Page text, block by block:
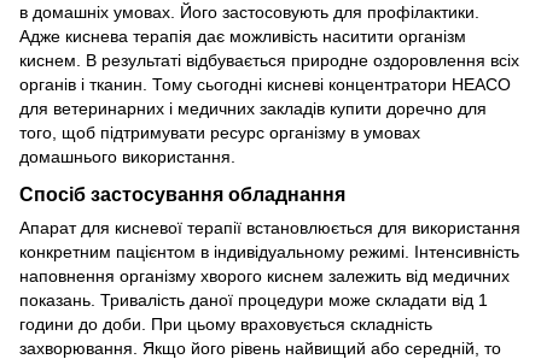
в домашніх умовах. Його застосовують для профілактики.
Адже киснева терапія дає можливість наситити організм
киснем. В результаті відбувається природне оздоровлення всіх
органів і тканин. Тому сьогодні кисневі концентратори HEACO
для ветеринарних і медичних закладів купити доречно для
того, щоб підтримувати ресурс організму в умовах
домашнього використання.
Спосіб застосування обладнання
Апарат для кисневої терапії встановлюється для використання
конкретним пацієнтом в індивідуальному режимі. Інтенсивність
наповнення організму хворого киснем залежить від медичних
показань. Тривалість даної процедури може складати від 1
години до доби. При цьому враховується складність
захворювання. Якщо його рівень найвищий або середній, то